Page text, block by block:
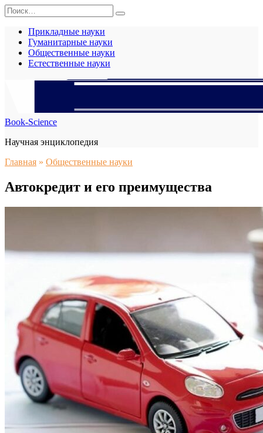
Перейти
к
содержанию
Search
for:
Прикладные науки
Гуманитарные науки
Общественные науки
Естественные науки
Book-Science
Научная энциклопедия
Главная » Общественные науки
Автокредит и его преимущества